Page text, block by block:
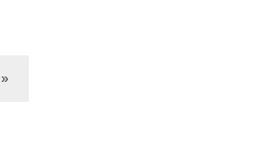
»